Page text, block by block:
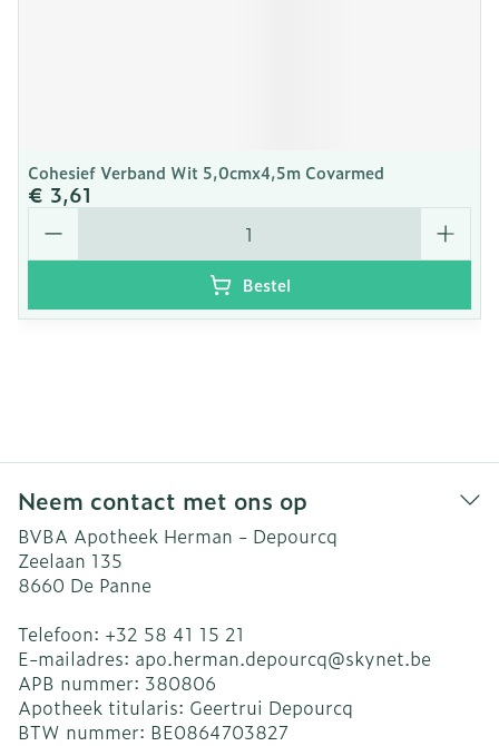
Cohesief Verband Wit 5,0cmx4,5m Covarmed
€ 3,61
Aantal
Bestel
Neem contact met ons op
BVBA Apotheek Herman - Depourcq
Zeelaan 135
8660 De Panne
Telefoon: +32 58 41 15 21
E-mailadres: apo.herman.depourcq@skynet.be
APB nummer: 380806
Apotheek titularis: Geertrui Depourcq
BTW nummer: BE0864703827